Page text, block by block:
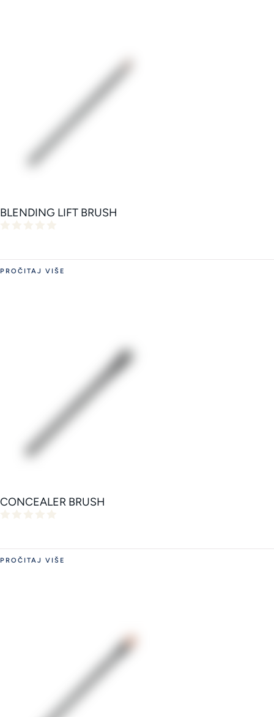
BLENDING LIFT BRUSH
PROČITAJ VIŠE
CONCEALER BRUSH
PROČITAJ VIŠE